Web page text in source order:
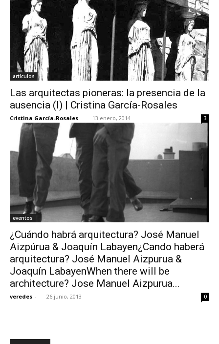
artículos
Las arquitectas pioneras: la presencia de la
ausencia (I) | Cristina García-Rosales
Cristina García-Rosales - 13 enero, 2014 3
eventos
¿Cuándo habrá arquitectura? José Manuel
Aizpúrua & Joaquín Labayen¿Cando haberá
arquitectura? José Manuel Aizpurua &
Joaquín LabayenWhen there will be
architecture? Jose Manuel Aizpurua...
veredes - 26 junio, 2013 0